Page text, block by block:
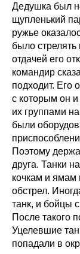
Дедушка был
щупленький
ружье
было
отдачей его
командир
подходит. Его
с которым он
их группами
были
Поэтому
друга. Танки
кочкам и ямам
обстрел.
танк, и бойцы
После такого
Уцелевшие
попадали в